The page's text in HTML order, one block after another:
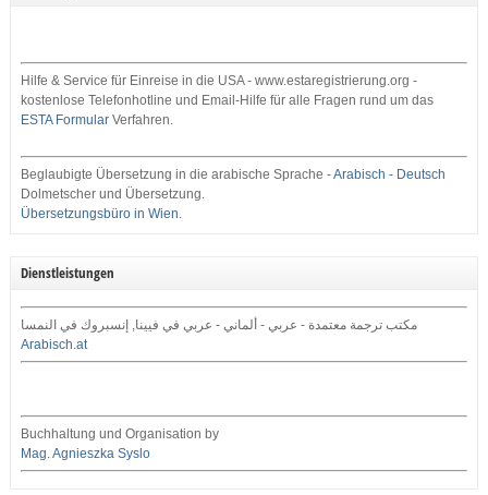
Hilfe & Service für Einreise in die USA - www.estaregistrierung.org -
kostenlose Telefonhotline und Email-Hilfe für alle Fragen rund um das
ESTA FormularVerfahren.
Beglaubigte Übersetzung in die arabische Sprache -Arabisch - Deutsch
Dolmetscher und Übersetzung.
Übersetzungsbüro in Wien.
Dienstleistungen
مكتب ترجمة معتمدة - عربي - ألماني - عربي في فيينا, إنسبروك في النمسا
Arabisch.at
Buchhaltung und Organisation by
Mag. Agnieszka Syslo